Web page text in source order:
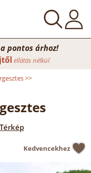
a pontos árhoz!
ellátás nélkül
>>
Térkép
Kedvencekhez